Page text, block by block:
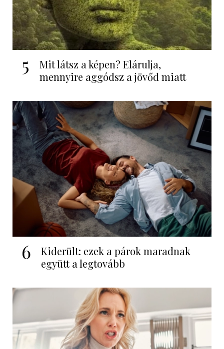
5
Mit látsz a képen? Elárulja,
mennyire aggódsz a jövőd miatt
6
Kiderült: ezek a párok maradnak
együtt a legtovább